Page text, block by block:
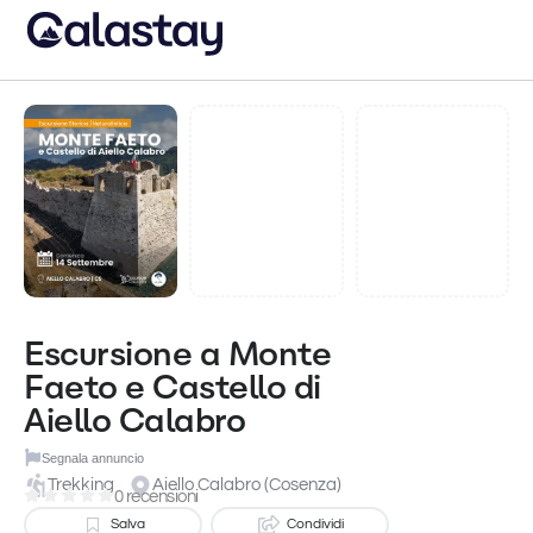
Escursione a Monte
Faeto e Castello di
Aiello Calabro
Segnala annuncio
Trekking Aiello Calabro (Cosenza)
0 recensioni
Salva Condividi